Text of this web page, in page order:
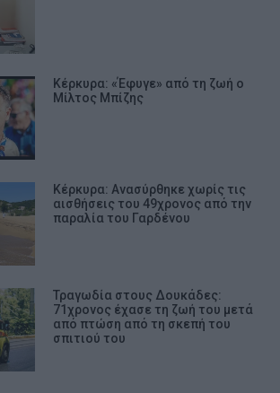
Κέρκυρα: «Έφυγε» από τη ζωή ο
Μίλτος Μπίζης
Κέρκυρα: Ανασύρθηκε χωρίς τις
αισθήσεις του 49χρονος από την
παραλία του Γαρδένου
Τραγωδία στους Δουκάδες:
71χρονος έχασε τη ζωή του μετά
από πτώση από τη σκεπή του
σπιτιού του